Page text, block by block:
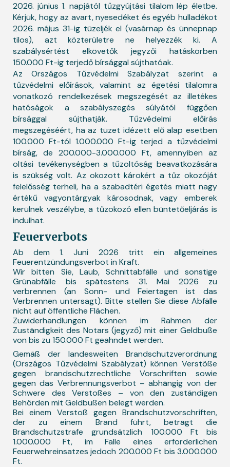
2026. június 1. napjától tűzgyújtási tilalom lép életbe.
Kérjük, hogy az avart, nyesedéket és egyéb hulladékot
2026. május 31-ig tüzeljék el (vasárnap és ünnepnap
tilos), azt közterületre ne helyezzék ki. A
szabálysértést elkövetők jegyzői hatáskörben
150.000 Ft-ig terjedő bírsággal sújthatóak.
Az Országos Tűzvédelmi Szabályzat szerint a
tűzvédelmi előírások, valamint az égetési tilalomra
vonatkozó rendelkezések megszegését az illetékes
hatóságok a szabályszegés súlyától függően
bírsággal sújthatják. Tűzvédelmi előírás
megszegéséért, ha az tüzet idézett elő alap esetben
100.000 Ft-tól 1.000.000 Ft-ig terjed a tűzvédelmi
bírság, de 200.000-3.000.000 Ft, amennyiben az
oltási tevékenységben a tűzoltóság beavatkozására
is szükség volt. Az okozott károkért a tűz okozóját
felelősség terheli, ha a szabadtéri égetés miatt nagy
értékű vagyontárgyak károsodnak, vagy emberek
kerülnek veszélybe, a tűzokozó ellen büntetőeljárás is
indulhat.
Feuerverbots
Ab dem 1. Juni 2026 tritt ein allgemeines
Feuerentzündungsverbot in Kraft.
Wir bitten Sie, Laub, Schnittabfälle und sonstige
Grünabfälle bis spätestens 31. Mai 2026 zu
verbrennen (an Sonn- und Feiertagen ist das
Verbrennen untersagt). Bitte stellen Sie diese Abfälle
nicht auf öffentliche Flächen.
Zuwiderhandlungen können im Rahmen der
Zuständigkeit des Notars (jegyző) mit einer Geldbuße
von bis zu 150.000 Ft geahndet werden.
Gemäß der landesweiten Brandschutzverordnung
(Országos Tűzvédelmi Szabályzat) können Verstöße
gegen brandschutzrechtliche Vorschriften sowie
gegen das Verbrennungsverbot – abhängig von der
Schwere des Verstoßes – von den zuständigen
Behörden mit Geldbußen belegt werden.
Bei einem Verstoß gegen Brandschutzvorschriften,
der zu einem Brand führt, beträgt die
Brandschutzstrafe grundsätzlich 100.000 Ft bis
1.000.000 Ft, im Falle eines erforderlichen
Feuerwehreinsatzes jedoch 200.000 Ft bis 3.000.000
Ft.